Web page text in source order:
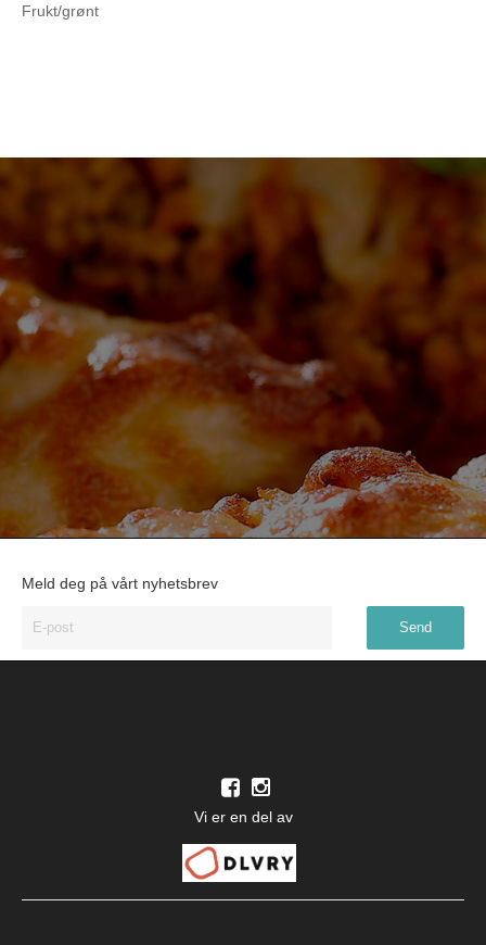
Frukt/grønt
Meld deg på vårt nyhetsbrev
Vi er en del av